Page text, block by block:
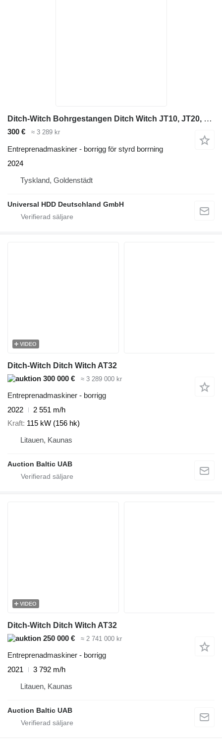
Ditch-Witch Bohrgestangen Ditch Witch JT10, JT20, JT25, JT30
300 € ≈ 3 289 kr
Entreprenadmaskiner - borrigg för styrd borrning
2024
Tyskland, Goldenstädt
Universal HDD Deutschland GmbH
VIDEO
Ditch-Witch Ditch Witch AT32
300 000 €
≈ 3 289 000 kr
Entreprenadmaskiner - borrigg
2022
2 551 m/h
Kraft 115 kW (156 hk)
Litauen, Kaunas
Auction Baltic UAB
VIDEO
Ditch-Witch Ditch Witch AT32
250 000 €
≈ 2 741 000 kr
Entreprenadmaskiner - borrigg
2021
3 792 m/h
Litauen, Kaunas
Auction Baltic UAB